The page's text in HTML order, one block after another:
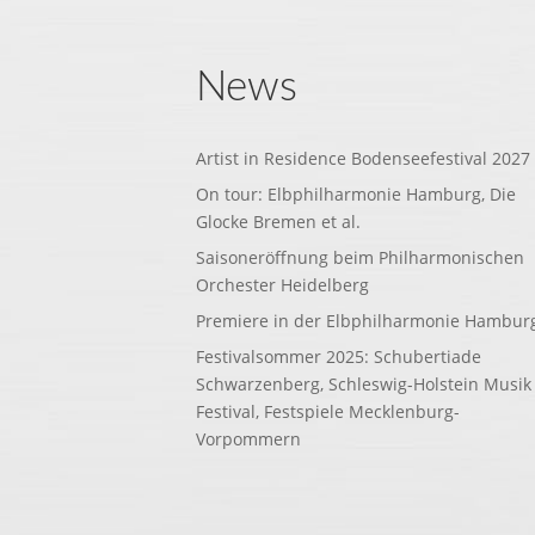
News
Artist in Residence Bodenseefestival 2027
On tour: Elbphilharmonie Hamburg, Die
Glocke Bremen et al.
Saisoneröffnung beim Philharmonischen
Orchester Heidelberg
Premiere in der Elbphilharmonie
Festivalsommer 2025: Schubertiade
Schwarzenberg, Schleswig-Holstein Musik
Festival, Festspiele Mecklenburg-
Vorpommern